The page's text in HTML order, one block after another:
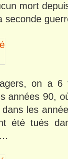
mort
seconde
on a 6
années 90,
les
été tués